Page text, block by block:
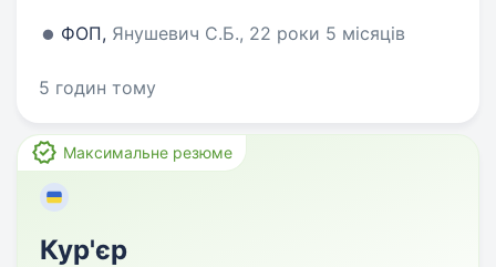
ФОП, Янушевич С.Б., 22 роки 5 місяців
5 годин тому
Максимальне резюме
Кур'єр